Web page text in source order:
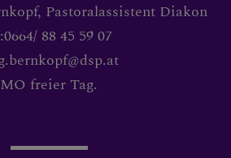
Pastoralassistent Diakon
88 45 59 07
MO freier Tag.